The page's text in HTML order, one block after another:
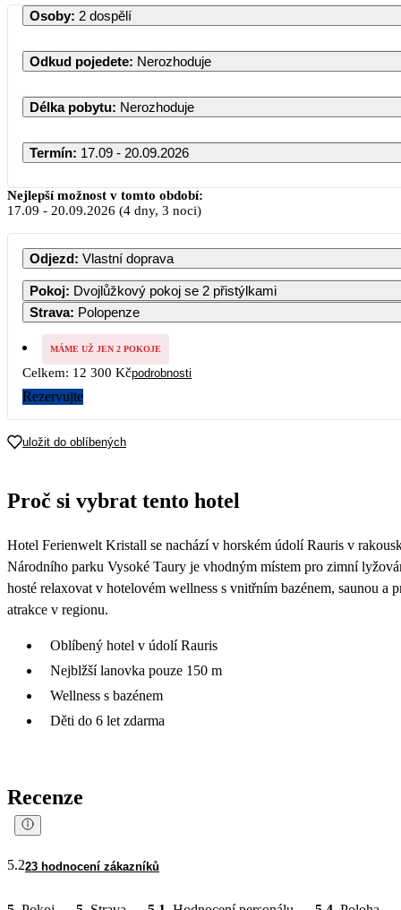
Osoby: 2 dospělí
Odkud pojedete: Nerozhoduje
Délka pobytu: Nerozhoduje
Termín: 17.09 - 20.09.2026
Nejlepší možnost v tomto období:
17.09 - 20.09.2026 (4 dny, 3 noci)
Odjezd: Vlastní doprava
Pokoj: Dvojlůžkový pokoj se 2 přistýlkami
Strava: Polopenze
MÁME UŽ JEN 2 POKOJE
Celkem: 12 300 Kčpodrobnosti
Rezervujte
uložit do oblíbených
Proč si vybrat tento hotel
Hotel Ferienwelt Kristall se nachází v horském údolí Rauris v
Národního parku Vysoké Taury je vhodným místem pro zimní
hosté relaxovat v hotelovém wellness s vnitřním bazénem, saunou
atrakce v regionu.
Oblíbený hotel v údolí Rauris
Nejblžší lanovka pouze 150 m
Wellness s bazénem
Děti do 6 let zdarma
Recenze
5.223 hodnocení zákazníků